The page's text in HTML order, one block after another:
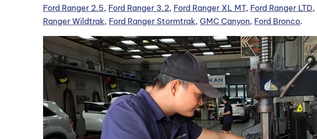
Ford Ranger 2.5, Ford Ranger 3.2, Ford Ranger XL MT, Ford Ranger LTD,
Ranger Wildtrak, Ford Ranger Stormtrak, GMC Canyon, Ford Bronco.